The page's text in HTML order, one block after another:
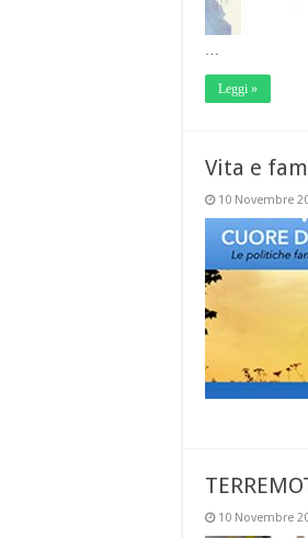
…
Leggi »
Vita e
10 Novembre
10 Novembre